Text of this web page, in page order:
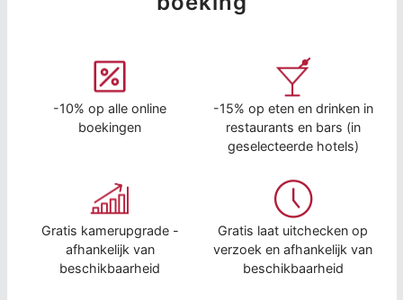
-10% op alle online
boekingen
-15% op eten en drinken in
restaurants en bars (in
geselecteerde hotels)
Gratis kamerupgrade -
afhankelijk van
beschikbaarheid
Gratis laat uitchecken op
verzoek en afhankelijk van
beschikbaarheid